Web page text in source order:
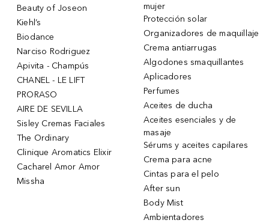
Beauty of Joseon
Kiehl’s
Biodance
Narciso Rodriguez
Apivita - Champús
CHANEL - LE LIFT
PRORASO
AIRE DE SEVILLA
Sisley Cremas Faciales
The Ordinary
Clinique Aromatics Elixir
Cacharel Amor Amor
Missha
mujer
Protección solar
Organizadores de maquillaje
Crema antiarrugas
Algodones smaquillantes
Aplicadores
Perfumes
Aceites de ducha
Aceites esenciales y de
masaje
Sérums y aceites capilares
Crema para acne
Cintas para el pelo
After sun
Body Mist
Ambientadores